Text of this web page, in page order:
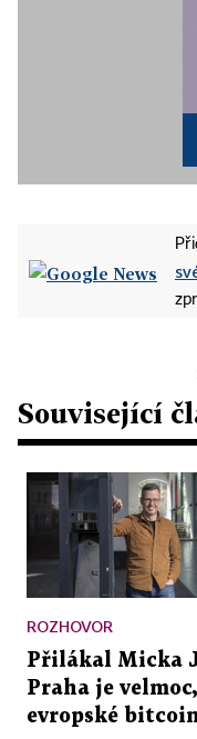
Související
ROZHOVOR
Přilákal Micka
Praha je
evropské